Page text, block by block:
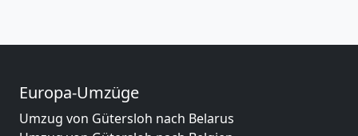
Europa-Umzüge
Umzug von Gütersloh nach Belarus